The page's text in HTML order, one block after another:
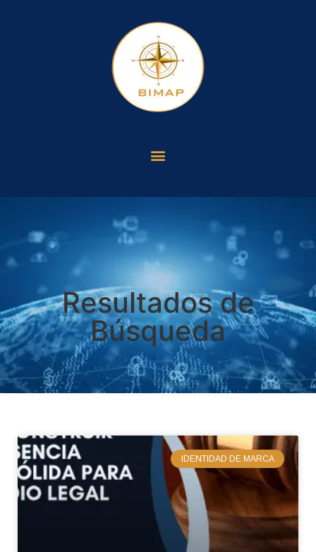
Resultados de
Búsqueda
IDENTIDAD DE MARCA